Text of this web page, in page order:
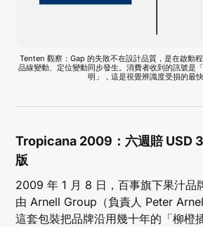
Tenten 觀察：Gap 的失敗不在設計品質，是在啟動
品線變動、定位變動同步發生。消費者收到的訊號是
明」，這是視覺辨識度受損的最快
Tropicana 2009：六週賠 USD
版
2009 年 1 月 8 日，百事旗下果汁品
由 Arnell Group（負責人 Peter
這套包裝把品牌沿用幾十年的「柳橙